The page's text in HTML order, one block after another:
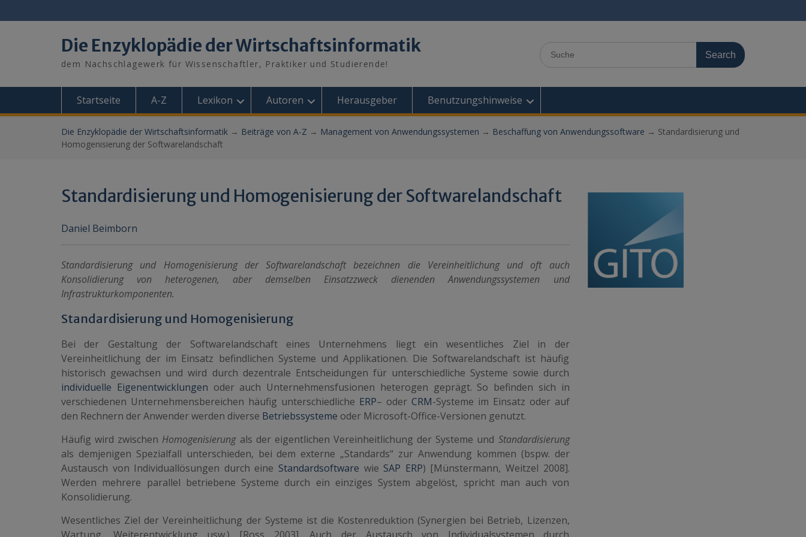
to
Die Enzyklopädie der Wirtschaftsinformatik
dem Nachschlagewerk für Wissenschaftler, Praktiker und Studierende!
Search
for:
Startseite A-Z Lexikon Autoren Herausgeber Benutzungshinweise
Die Enzyklopädie der Wirtschaftsinformatik → Beiträge von A-Z → Management von Anwendungssystemen → Beschaffung von Anwendungssoftware → Standardisierung und
Homogenisierung der Softwarelandschaft
Standardisierung und Homogenisierung der Softwarelandschaft
Daniel Beimborn
Standardisierung und Homogenisierung der Softwarelandschaft bezeichnen die Vereinheitlichung und oft auch
Konsolidierung von heterogenen, aber demselben Einsatzzweck dienenden Anwendungssystemen und
Infrastrukturkomponenten.
Standardisierung und Homogenisierung
Bei der Gestaltung der Softwarelandschaft eines Unternehmens liegt ein wesentliches Ziel in der
Vereinheitlichung der im Einsatz befindlichen Systeme und Applikationen. Die Softwarelandschaft ist häufig
historisch gewachsen und wird durch dezentrale Entscheidungen für unterschiedliche Systeme sowie durch
individuelle Eigenentwicklungen oder auch Unternehmensfusionen heterogen geprägt. So befinden sich in
verschiedenen Unternehmensbereichen häufig unterschiedliche ERP– oder CRM-Systeme im Einsatz oder auf
den Rechnern der Anwender werden diverse Betriebssysteme oder Microsoft-Office-Versionen genutzt.
Häufig wird zwischen Homogenisierungals der eigentlichen Vereinheitlichung der Systeme und Standardisierung
als demjenigen Spezialfall unterschieden, bei dem externe „Standards“ zur Anwendung kommen (bspw. der
Austausch von Individuallösungen durch eine Standardsoftware wie SAP ERP) [Münstermann, Weitzel 2008].
Werden mehrere parallel betriebene Systeme durch ein einziges System abgelöst, spricht man auch von
Konsolidierung.
Wesentliches Ziel der Vereinheitlichung der Systeme ist die Kostenreduktion (Synergien bei Betrieb, Lizenzen,